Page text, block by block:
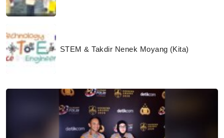
STEM & Takdir Nenek Moyang (Kita)